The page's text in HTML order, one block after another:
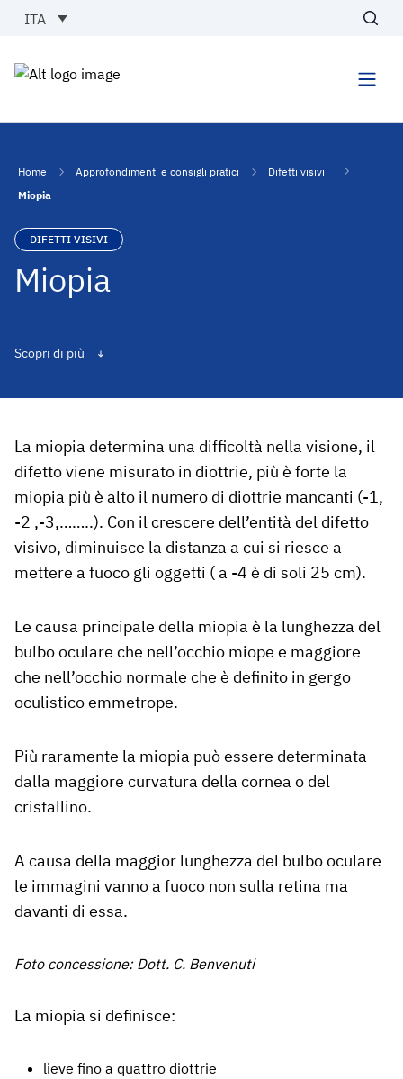
Vai al contenuto
ITA
Home Approfondimenti e consigli pratici
Difetti visivi
Miopia
DIFETTI VISIVI
Miopia
Scopri di più
La miopia determina una difficoltà nella visione, il
difetto viene misurato in diottrie, più è forte la
miopia più è alto il numero di diottrie mancanti (-1,
-2 ,-3,……..). Con il crescere dell’entità del difetto
visivo, diminuisce la distanza a cui si riesce a
mettere a fuoco gli oggetti ( a -4 è di soli 25 cm).
Le causa principale della miopia è la lunghezza del
bulbo oculare che nell’occhio miope e maggiore
che nell’occhio normale che è definito in gergo
oculistico emmetrope.
Più raramente la miopia può essere determinata
dalla maggiore curvatura della cornea o del
cristallino.
A causa della maggior lunghezza del bulbo oculare
le immagini vanno a fuoco non sulla retina ma
davanti di essa.
Foto concessione: Dott. C. Benvenuti
La miopia si definisce:
lieve fino a quattro diottrie